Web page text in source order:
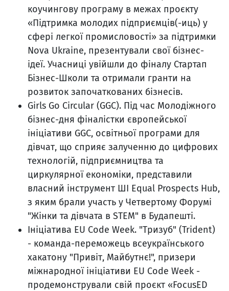
коучингову програму в межах проєкту
«Підтримка молодих підприємців(-иць) у
сфері легкої промисловості» за підтримки
Nova Ukraine, презентували свої бізнес-
ідеї. Учасниці увійшли до фіналу Стартап
Бізнес-Школи та отримали гранти на
розвиток започаткованих бізнесів.
Girls Go Circular (GGC). Під час Молодіжного
бізнес-дня фіналістки європейської
ініціативи GGC, освітньої програми для
дівчат, що сприяє залученню до цифрових
технологій, підприємництва та
циркулярної економіки, представили
власний інструмент ШІ Equal Prospects Hub,
з яким брали участь у Четвертому Форумі
"Жінки та дівчата в STEM" в Будапешті.
Ініціатива EU Code Week. "Тризуб" (Trident)
- команда-переможець всеукраїнського
хакатону "Привіт, Майбутнє!", призери
міжнародної ініціативи EU Code Week -
продемонстрували свій проєкт «FocusED